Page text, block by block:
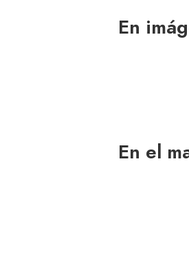
En
En el